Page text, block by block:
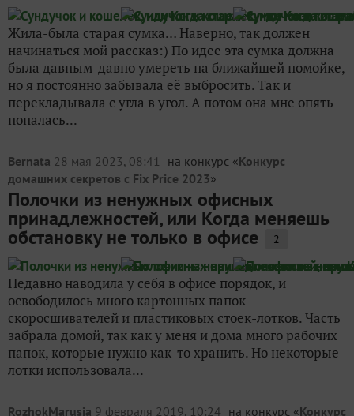
Жила-была старая сумка… Наверно, так должен
начинаться мой рассказ:) По идее эта сумка должна
была давным-давно умереть на ближайшей помойке,
но я постоянно забывала её выбросить. Так и
перекладывала с угла в угол. А потом она мне опять
попалась...
Bernata 28 мая 2023, 08:41 на конкурс «Конкурс
домашних секретов с Fix Price 2023»
Полочки из ненужных офисных
принадлежностей, или Когда меняешь
обстановку не только в офисе 2
Недавно наводила у себя в офисе порядок, и
освободилось много картонных папок-
скоросшивателей и пластиковых стоек-лотков. Часть
забрала домой, так как у меня и дома много рабочих
папок, которые нужно как-то хранить. Но некоторые
лотки использовала...
RozhokMarusia 9 февраля 2019, 10:24 на конкурс «Конкурс